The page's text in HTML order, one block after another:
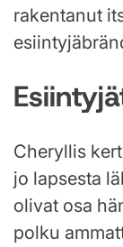
rakentanut
Cheryllis
jo lapsesta
olivat osa
polku